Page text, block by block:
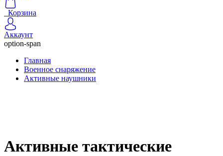
Корзина
Аккаунт
option-span
Главная
Военное снаряжение
Активные наушники
Активные тактические